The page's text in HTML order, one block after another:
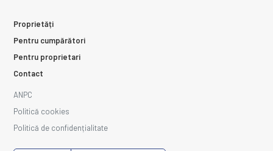
Proprietăți
Pentru cumpărători
Pentru proprietari
Contact
ANPC
Politică cookies
Politică de confidențialitate